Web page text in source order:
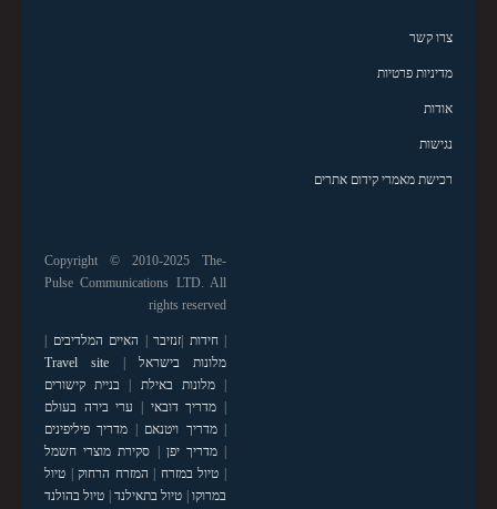
צרו קשר
מדיניות פרטיות
אודות
נגישות
רכישת מאמרי קידום אתרים
Copyright © 2010-2025 The-
Pulse Communications LTD. All
rights reserved
|חידות זנזיבר האיים המלדיבים
מלונות בישראל
Travel site
|מלונות באילת
בניית קישורים
מדריך דובאי
ערי בירה בעולם
|מדריך ויטנאם
מדריך פיליפינים
|מדריך יפן
סקירת מוצרי חשמל
טיול במזרח המזרח הרחוק| טיול
במרוקו| טיול בתאילנד| טיול בהולנד